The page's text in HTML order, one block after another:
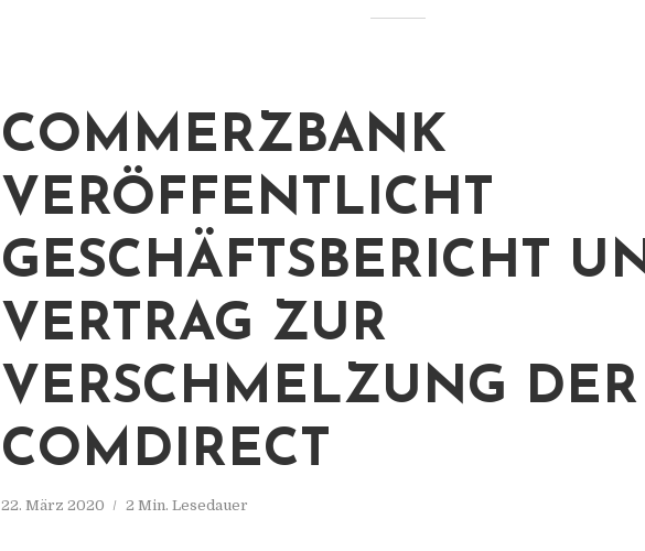
COMMERZBANK
VERÖFFENTLICHT
GESCHÄFTSBERICHT
VERTRAG ZUR
VERSCHMELZUNG DER
COMDIRECT
22. März 2020 2 Min. Lesedauer